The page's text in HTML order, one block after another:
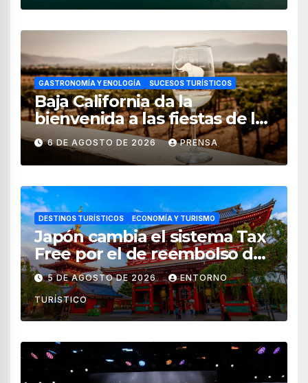
GASTRONOMÍA Y ENOLOGÍA SUCESOS TURÍSTICOS
Baja California da la
bienvenida a las fiestas de la
vendimia 2026
6 DE AGOSTO DE 2026 PRENSA
DESTINOS TURÍSTICOS ECONOMÍA Y TURISMO
Japón cambia el sistema Tax
Free por el de reembolso de
impuestos desde noviembre
de 2026
5 DE AGOSTO DE 2026 ENTORNO
TURÍSTICO